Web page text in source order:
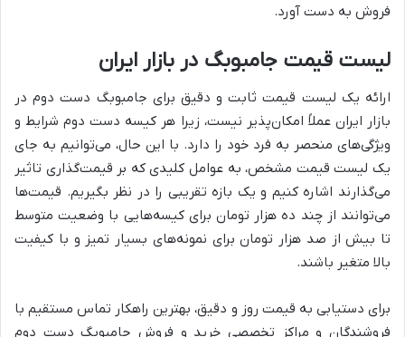
فروش به دست آورد.
لیست قیمت جامبوبگ در بازار ایران
ارائه یک لیست قیمت ثابت و دقیق برای جامبوبگ دست دوم در
بازار ایران عملاً امکان‌پذیر نیست، زیرا هر کیسه دست دوم شرایط و
ویژگی‌های منحصر به فرد خود را دارد. با این حال، می‌توانیم به جای
یک لیست قیمت مشخص، به عوامل کلیدی که بر قیمت‌گذاری تاثیر
می‌گذارند اشاره کنیم و یک بازه تقریبی را در نظر بگیریم. قیمت‌ها
می‌توانند از چند ده هزار تومان برای کیسه‌هایی با وضعیت متوسط
تا بیش از صد هزار تومان برای نمونه‌های بسیار تمیز و با کیفیت
بالا متغیر باشند.
برای دستیابی به قیمت روز و دقیق، بهترین راهکار تماس مستقیم با
فروشندگان و مراکز تخصصی خرید و فروش جامبوبگ دست دوم